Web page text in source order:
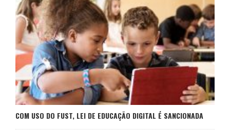
COM USO DO FUST, LEI DE EDUCAÇÃO DIGITAL É SANCIONADA